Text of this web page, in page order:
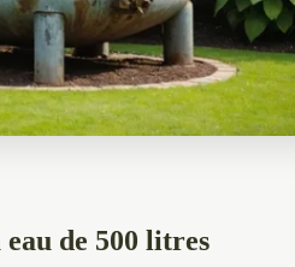
de 500 litres